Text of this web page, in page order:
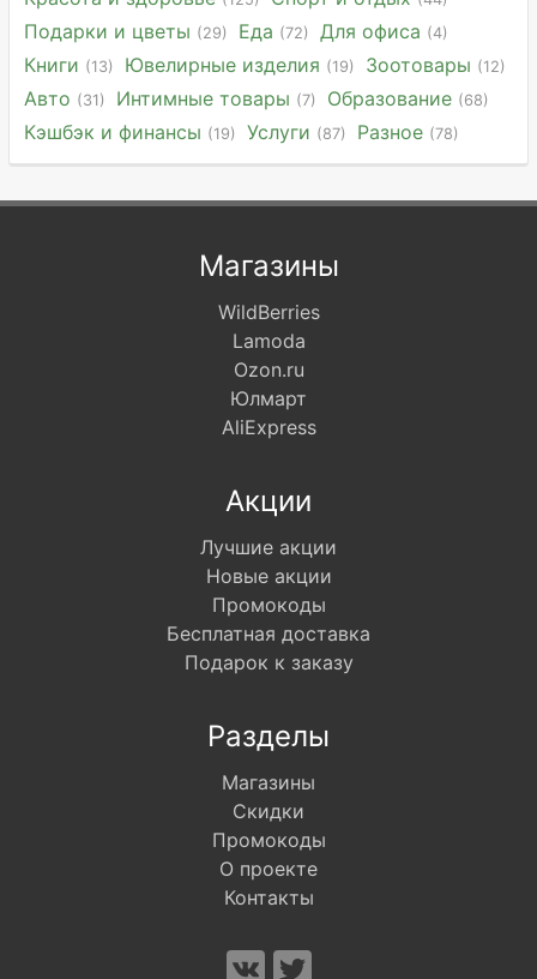
Подарки и цветы (29) Еда (72) Для офиса (4)
Книги (13) Ювелирные изделия (19) Зоотовары (12)
Авто (31) Интимные товары (7) Образование (68)
Кэшбэк и финансы (19) Услуги (87) Разное (78)
Магазины
WildBerries
Lamoda
Ozon.ru
Юлмарт
AliExpress
Акции
Лучшие акции
Новые акции
Промокоды
Бесплатная доставка
Подарок к заказу
Разделы
Магазины
Скидки
Промокоды
О проекте
Контакты